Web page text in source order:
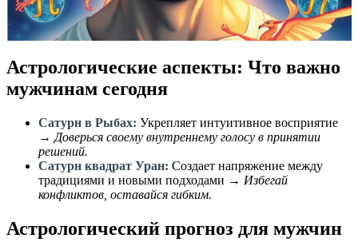
Астрологические аспекты: Что важно
мужчинам сегодня
Сатурн в Рыбах: Укрепляет интуитивное восприятие
→ Доверься своему внутреннему голосу в принятии
решений.
Сатурн квадрат Уран: Создает напряжение между
традициями и новыми подходами → Избегай
конфликтов, оставайся гибким.
Астрологический прогноз для мужчин